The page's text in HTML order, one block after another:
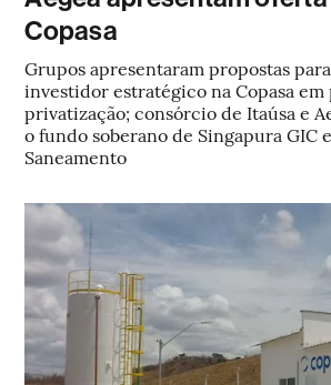
Copasa
Grupos apresentaram propostas
investidor estratégico na Copasa em
privatização; consórcio de Itaúsa e
o fundo soberano de Singapura GIC
Saneamento